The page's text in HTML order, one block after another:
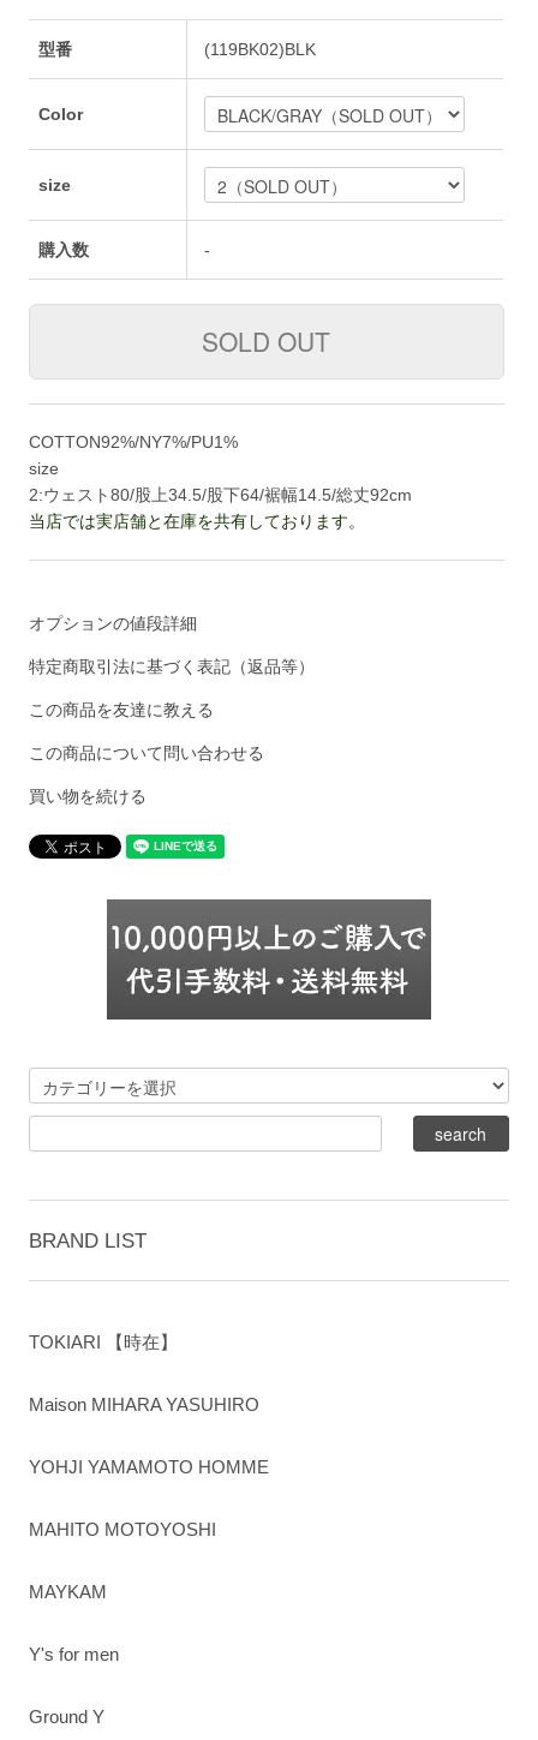
型番 (119BK02)BLK
Color
size
購入数 -
COTTON92%/NY7%/PU1%
size
2:ウェスト80/股上34.5/股下64/裾幅14.5/総丈92cm
当店では実店舗と在庫を共有しております。
オプションの値段詳細
特定商取引法に基づく表記（返品等）
この商品を友達に教える
この商品について問い合わせる
買い物を続ける
BRAND LIST
TOKIARI 【時在】
Maison MIHARA YASUHIRO
YOHJI YAMAMOTO HOMME
MAHITO MOTOYOSHI
MAYKAM
Y's for men
Ground Y